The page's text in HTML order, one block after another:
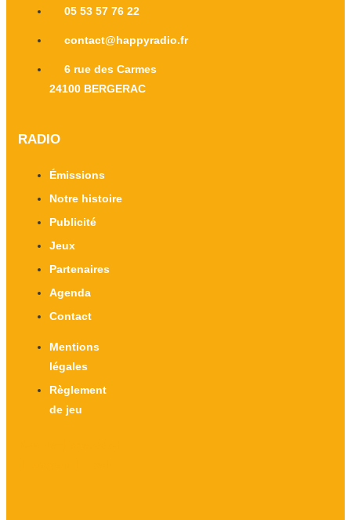
05 53 57 76 22
contact@happyradio.fr
6 rue des Carmes
24100 BERGERAC
RADIO
Émissions
Notre histoire
Publicité
Jeux
Partenaires
Agenda
Contact
Mentions
légales
Règlement
de jeu